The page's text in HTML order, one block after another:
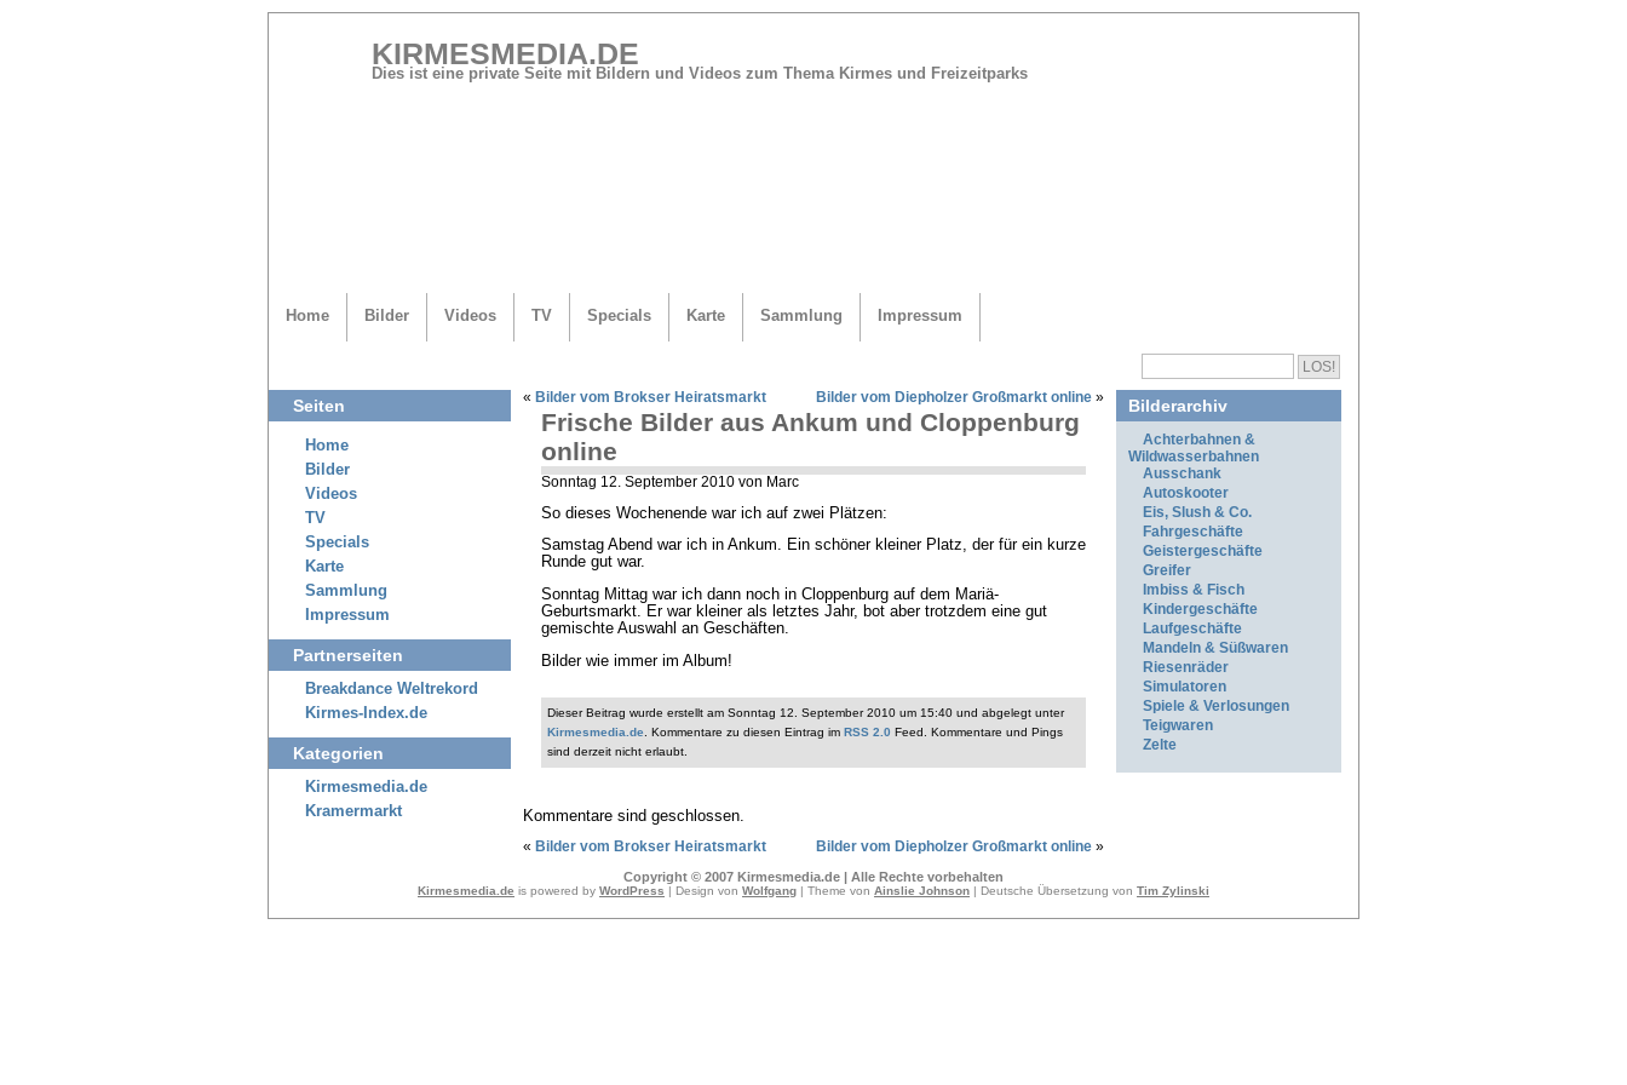
KIRMESMEDIA.DE
Dies ist eine private Seite mit Bildern und Videos zum Thema Kirmes und Freizeitparks
Home Bilder Videos TV Specials Karte Sammlung Impressum
« Bilder vom Brokser Heiratsmarkt Bilder vom Diepholzer Großmarkt online »
Frische Bilder aus Ankum und Cloppenburg
online
Sonntag 12. September 2010 von Marc
So dieses Wochenende war ich auf zwei Plätzen:
Samstag Abend war ich in Ankum. Ein schöner kleiner Platz, der für ein kurze
Runde gut war.
Sonntag Mittag war ich dann noch in Cloppenburg auf dem Mariä-
Geburtsmarkt. Er war kleiner als letztes Jahr, bot aber trotzdem eine gut
gemischte Auswahl an Geschäften.
Bilder wie immer im Album!
Dieser Beitrag wurde erstellt am Sonntag 12. September 2010 um 15:40 und abgelegt unter
Kirmesmedia.de . Kommentare zu diesen Eintrag im RSS 2.0 Feed. Kommentare und Pings
sind derzeit nicht erlaubt.
Kommentare sind geschlossen.
« Bilder vom Brokser Heiratsmarkt Bilder vom Diepholzer Großmarkt online »
Seiten
Home
Bilder
Videos
TV
Specials
Karte
Sammlung
Impressum
Partnerseiten
Breakdance Weltrekord
Kirmes-Index.de
Kategorien
Kirmesmedia.de
Kramermarkt
Bilderarchiv
Achterbahnen &
Wildwasserbahnen
Ausschank
Autoskooter
Eis, Slush & Co.
Fahrgeschäfte
Geistergeschäfte
Greifer
Imbiss & Fisch
Kindergeschäfte
Laufgeschäfte
Mandeln & Süßwaren
Riesenräder
Simulatoren
Spiele & Verlosungen
Teigwaren
Zelte
Copyright © 2007 Kirmesmedia.de | Alle Rechte vorbehalten
Kirmesmedia.de is powered by WordPress | Design von Wolfgang | Theme von Ainslie Johnson | Deutsche Übersetzung von Tim Zylinski